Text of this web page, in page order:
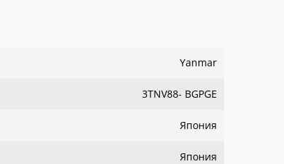
Yanmar
3TNV88- BGPGE
Япония
Япония